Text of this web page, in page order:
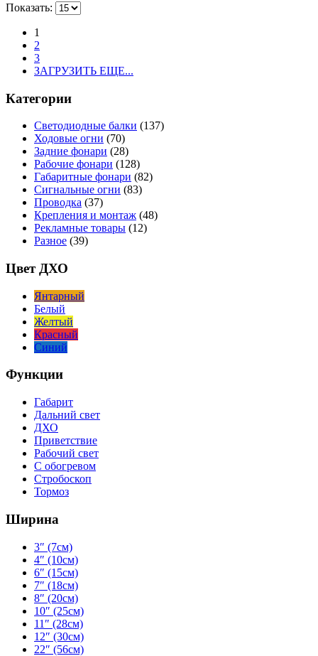
Показать:
1
2
3
ЗАГРУЗИТЬ ЕЩЕ...
Категории
Светодиодные балки (137)
Ходовые огни (70)
Задние фонари (28)
Рабочие фонари (128)
Габаритные фонари (82)
Сигнальные огни (83)
Проводка (37)
Крепления и монтаж (48)
Рекламные товары (12)
Разное (39)
Цвет ДХО
Янтарный
Белый
Желтый
Красный
Синий
Функции
Габарит
Дальний свет
ДХО
Приветствие
Рабочий свет
С обогревом
Стробоскоп
Тормоз
Ширина
3″ (7см)
4″ (10см)
6″ (15см)
7″ (18см)
8″ (20см)
10″ (25см)
11″ (28см)
12″ (30см)
22″ (56см)